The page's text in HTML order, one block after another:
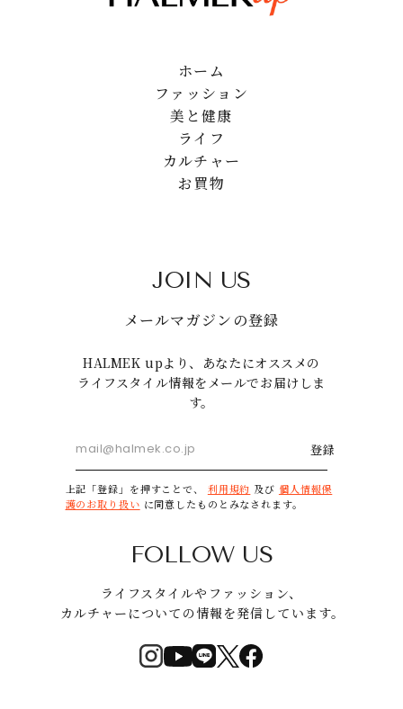
ホーム
ファッション
美と健康
ライフ
カルチャー
お買物
JOIN US
メールマガジンの登録
HALMEK upより、あなたにオススメの
ライフスタイル情報をメールでお届けしま
す。
登録
上記「登録」を押すことで、 利用規約 及び 個人情報保
護のお取り扱い に同意したものとみなされます。
FOLLOW US
ライフスタイルやファッション、
カルチャーについての情報を発信しています。